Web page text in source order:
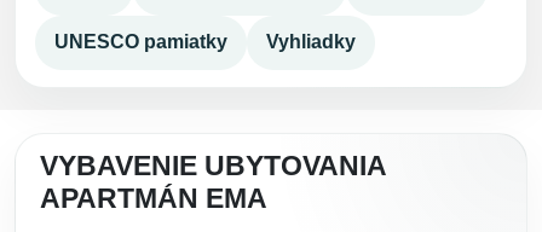
UNESCO pamiatky Vyhliadky
VYBAVENIE UBYTOVANIA
APARTMÁN EMA